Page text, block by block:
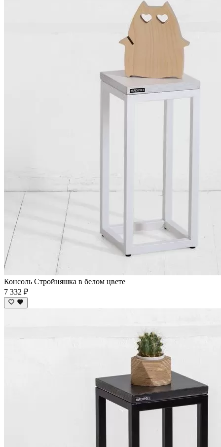
Консоль Стройняшка в белом цвете
7 332 ₽